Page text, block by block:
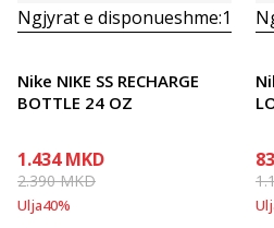
Ngjyrat e disponueshme:1
Nike NIKE SS RECHARGE
BOTTLE 24 OZ
1.434 MKD
2.390MKD
Ulja40%